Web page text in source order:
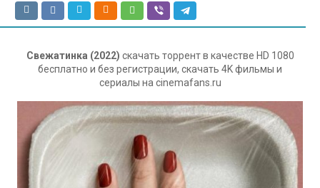
Свежатинка (2022) скачать торрент в качестве HD 1080
бесплатно и без регистрации, скачать 4K фильмы и
сериалы на cinemafans.ru